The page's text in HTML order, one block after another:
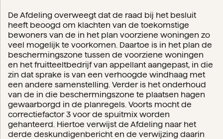
De Afdeling overweegt dat de raad bij het besluit
heeft beoogd om klachten van de toekomstige
bewoners van de in het plan voorziene woningen zo
veel mogelijk te voorkomen. Daartoe is in het plan de
beschermingszone tussen de voorziene woningen
en het fruitteeltbedrijf van appellant aangepast, in die
zin dat sprake is van een verhoogde windhaag met
een andere samenstelling. Verder is het onderhoud
van de in die beschermingszone te plaatsen hagen
gewaarborgd in de planregels. Voorts mocht de
correctiefactor 3 voor de spuitmix worden
gehanteerd. Hiertoe verwijst de Afdeling naar het
derde deskundigenbericht en de verwijzing daarin